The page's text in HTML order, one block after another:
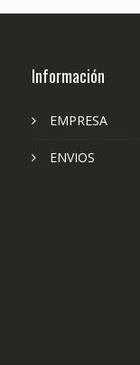
Información
EMPRESA
ENVIOS